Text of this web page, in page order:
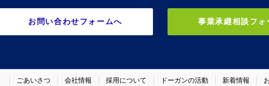
お問い合わせフォームへ 事業承継相談フォ
ごあいさつ 会社情報 採用について ドーガンの活動 新着情報